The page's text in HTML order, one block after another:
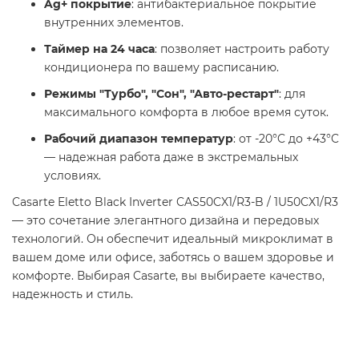
Ag+ покрытие: антибактериальное покрытие
внутренних элементов.
Таймер на 24 часа: позволяет настроить работу
кондиционера по вашему расписанию.
Режимы "Турбо", "Сон", "Авто-рестарт": для
максимального комфорта в любое время суток.
Рабочий диапазон температур: от -20°C до +43°C
— надежная работа даже в экстремальных
условиях.
Casarte Eletto Black Inverter CAS50CX1/R3-B / 1U50CX1/R3
— это сочетание элегантного дизайна и передовых
технологий. Он обеспечит идеальный микроклимат в
вашем доме или офисе, заботясь о вашем здоровье и
комфорте. Выбирая Casarte, вы выбираете качество,
надежность и стиль.